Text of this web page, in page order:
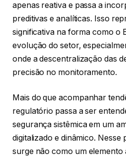
apenas reativa e passa a
preditivas e analíticas. Isso
significativa na forma como o
evolução do setor,
onde a descentralização das
precisão no monitoramento.
Mais do que acompanhar
regulatório passa a ser
segurança sistêmica em um
digitalizado e dinâmico. Nesse
surge não como um elemento